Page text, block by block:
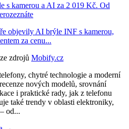
s kamerou a AI za 2 019 Kč. Od
objevily AI brýle INF s kamerou,
za cenu...
zdrojů Mobify.cz
chytré technologie a moderní
nových modelů, srovnání
i praktické rady, jak z telefonu
také trendy v oblasti elektroniky,
od...